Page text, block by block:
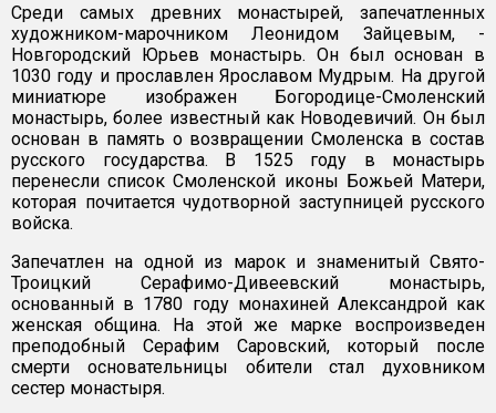
Среди самых древних монастырей, запечатленных
художником-марочником Леонидом Зайцевым, -
Новгородский Юрьев монастырь. Он был основан в
1030 году и прославлен Ярославом Мудрым. На другой
миниатюре изображен Богородице-Смоленский
монастырь, более известный как Новодевичий. Он был
основан в память о возвращении Смоленска в состав
русского государства. В 1525 году в монастырь
перенесли список Смоленской иконы Божьей Матери,
которая почитается чудотворной заступницей русского
войска.
Запечатлен на одной из марок и знаменитый Свято-
Троицкий Серафимо-Дивеевский монастырь,
основанный в 1780 году монахиней Александрой как
женская община. На этой же марке воспроизведен
преподобный Серафим Саровский, который после
смерти основательницы обители стал духовником
сестер монастыря.